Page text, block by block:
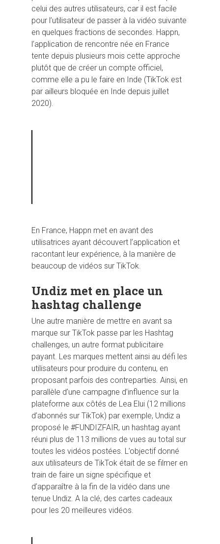
celui des autres utilisateurs, car il est facile
pour l’utilisateur de passer à la vidéo suivante
en quelques fractions de secondes. Happn,
l’application de rencontre née en France
tente depuis plusieurs mois cette approche
plutôt que de créer un compte officiel,
comme elle a pu le faire en Inde (TikTok est
par ailleurs bloquée en Inde depuis juillet
2020).
En France, Happn met en avant des
utilisatrices ayant découvert l’application et
racontant leur expérience, à la manière de
beaucoup de vidéos sur TikTok.
Undiz met en place un
hashtag challenge
Une autre manière de mettre en avant sa
marque sur TikTok passe par les Hashtag
challenges, un autre format publicitaire
payant. Les marques mettent ainsi au défi les
utilisateurs pour produire du contenu, en
proposant parfois des contreparties. Ainsi, en
parallèle d’une campagne d’influence sur la
plateforme aux côtés de Lea Elui (12 millions
d’abonnés sur TikTok) par exemple, Undiz a
proposé le #FUNDIZFAIR, un hashtag ayant
réuni plus de 113 millions de vues au total sur
toutes les vidéos postées. L’objectif donné
aux utilisateurs de TikTok était de se filmer en
train de faire un signe spécifique et
d’apparaître à la fin de la vidéo dans une
tenue Undiz. A la clé, des cartes cadeaux
pour les 20 meilleures vidéos.